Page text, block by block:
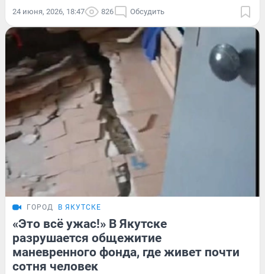
24 июня, 2026, 18:47 826 Обсудить
ГОРОД В ЯКУТСКЕ
«Это всё ужас!» В Якутске
разрушается общежитие
маневренного фонда, где живет почти
сотня человек